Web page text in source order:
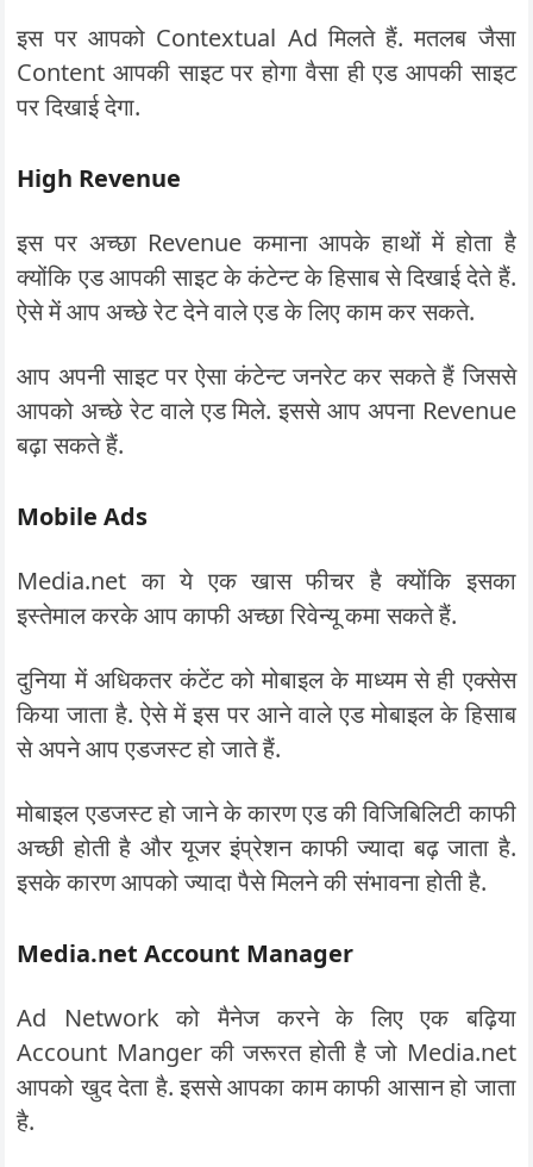
इस पर आपको Contextual Ad मिलते हैं. मतलब जैसा
Content आपकी साइट पर होगा वैसा ही एड आपकी साइट
पर दिखाई देगा.
High Revenue
इस पर अच्छा Revenue कमाना आपके हाथों में होता है
क्योंकि एड आपकी साइट के कंटेन्ट के हिसाब से दिखाई देते हैं.
ऐसे में आप अच्छे रेट देने वाले एड के लिए काम कर सकते.
आप अपनी साइट पर ऐसा कंटेन्ट जनरेट कर सकते हैं जिससे
आपको अच्छे रेट वाले एड मिले. इससे आप अपना Revenue
बढ़ा सकते हैं.
Mobile Ads
Media.net का ये एक खास फीचर है क्योंकि इसका
इस्तेमाल करके आप काफी अच्छा रिवेन्यू कमा सकते हैं.
दुनिया में अधिकतर कंटेंट को मोबाइल के माध्यम से ही एक्सेस
किया जाता है. ऐसे में इस पर आने वाले एड मोबाइल के हिसाब
से अपने आप एडजस्ट हो जाते हैं.
मोबाइल एडजस्ट हो जाने के कारण एड की विजिबिलिटी काफी
अच्छी होती है और यूजर इंप्रेशन काफी ज्यादा बढ़ जाता है.
इसके कारण आपको ज्यादा पैसे मिलने की संभावना होती है.
Media.net Account Manager
Ad Network को मैनेज करने के लिए एक बढ़िया
Account Manger की जरूरत होती है जो Media.net
आपको खुद देता है. इससे आपका काम काफी आसान हो जाता
है.